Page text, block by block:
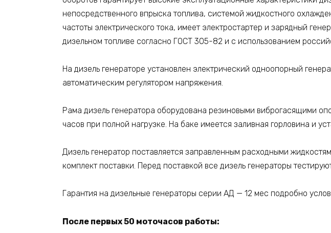
непосредственного впрыска топлива, системой жидкостного
частоты электрического тока, имеет электростартер и зарядный
дизельном топливе согласно ГОСТ 305-82 и с использованием
На дизель генераторе установлен электрический одноопорный
автоматическим регулятором напряжения.
Рама дизель генератора оборудована резиновыми виброгасящими
часов при полной нагрузке. На баке имеется заливная горловина и
Дизель генератор поставляется заправленным расходными
комплект поставки. Перед поставкой все дизель генераторы
Гарантия на дизельные генераторы серии АД — 12 мес подробно
После первых 50 моточасов работы: